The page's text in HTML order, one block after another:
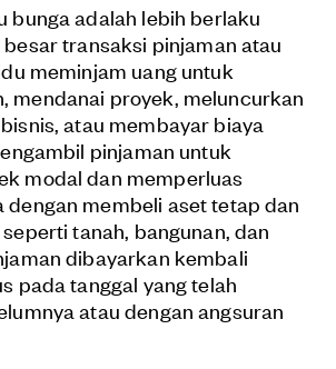
bunga adalah lebih berlaku
transaksi pinjaman atau
meminjam uang untuk
mendanai proyek, meluncurkan
atau membayar biaya
pinjaman untuk
modal dan memperluas
dengan membeli aset tetap dan
tanah, bangunan, dan
dibayarkan kembali
pada tanggal yang telah
atau dengan angsuran